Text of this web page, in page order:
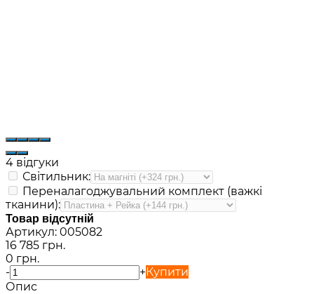
4 відгуки
Світильник:
Переналагоджувальний комплект (важкі
тканини):
Товар відсутній
Артикул: 005082
16 785 грн.
0 грн.
-
+Купити
Опис